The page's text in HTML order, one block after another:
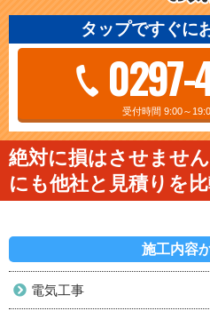
タップですぐに
受付時間 9:00～
絶対に損はさせませ
にも他社と見積りを
施工内容
電気工事